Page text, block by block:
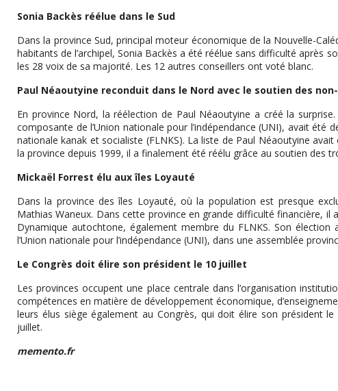
Sonia Backès réélue dans le Sud
Dans la province Sud, principal moteur économique de la Nouvelle-
habitants de l’archipel, Sonia Backès a été réélue sans difficulté après
les 28 voix de sa majorité. Les 12 autres conseillers ont voté blanc.
Paul Néaoutyine reconduit dans le Nord avec le soutien des
En province Nord, la réélection de Paul Néaoutyine a créé la
composante de l’Union nationale pour l’indépendance (UNI), avait
nationale kanak et socialiste (FLNKS). La liste de Paul Néaoutyine
la province depuis 1999, il a finalement été réélu grâce au soutien des
Mickaël Forrest élu aux îles Loyauté
Dans la province des îles Loyauté, où la population est presque
Mathias Waneux. Dans cette province en grande difficulté financière,
Dynamique autochtone, également membre du FLNKS. Son
l’Union nationale pour l’indépendance (UNI), dans une assemblée
Le Congrès doit élire son président le 10 juillet
Les provinces occupent une place centrale dans l’organisation
compétences en matière de développement économique,
leurs élus siège également au Congrès, qui doit élire son président
juillet.
memento.fr